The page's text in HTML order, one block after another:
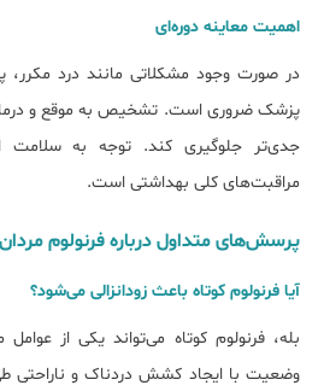
اهمیت معاینه دوره‌ای
در صورت وجود مشکلاتی مانند درد مکرر،
پزشک ضروری است. تشخیص به موقع و
جدی‌تر جلوگیری کند. توجه به
مراقبت‌های کلی بهداشتی است.
پرسش‌های متداول درباره فرنولوم مردان
آیا فرنولوم کوتاه باعث زودانزالی می‌شود؟
بله، فرنولوم کوتاه می‌تواند یکی از عوامل
وضعیت با ایجاد کشش دردناک و